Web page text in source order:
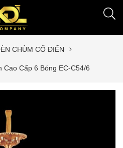
CHÙM CỔ ĐIỂN
Cấp 6 Bóng EC-C54/6